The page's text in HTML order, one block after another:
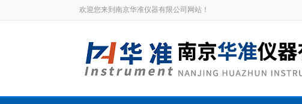
欢迎您来到南京华准仪器有限公司网站！